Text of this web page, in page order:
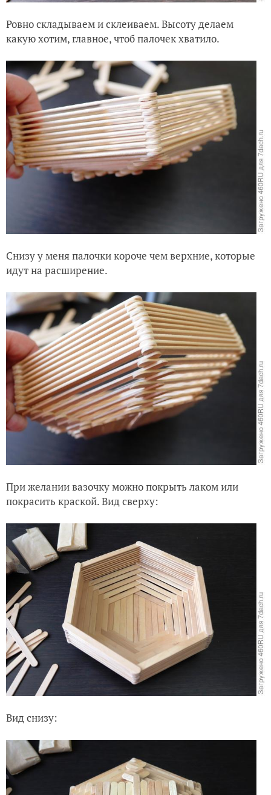
Ровно складываем и склеиваем. Высоту делаем
какую хотим, главное, чтоб палочек хватило.
Снизу у меня палочки короче чем верхние, которые
идут на расширение.
При желании вазочку можно покрыть лаком или
покрасить краской. Вид сверху:
Вид снизу: